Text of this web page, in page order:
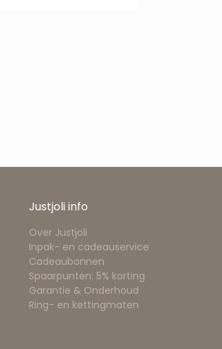
Justjoli info
Over Justjoli
Inpak- en cadeauservice
Cadeaubonnen
Spaarpunten: 5% korting
Garantie & Onderhoud
Ring- en kettingmaten